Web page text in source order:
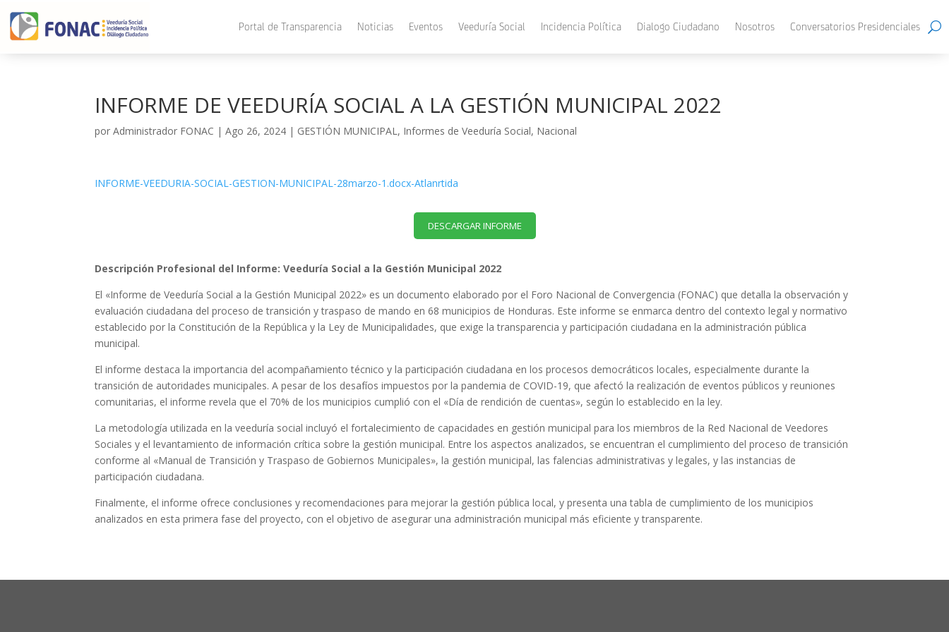
Portal de Transparencia Noticias Eventos Veeduría Social Incidencia Política Dialogo Ciudadano Nosotros Conversatorios Presidenciales
INFORME DE VEEDURÍA SOCIAL A LA GESTIÓN MUNICIPAL 2022
porAdministrador FONAC |Ago 26, 2024 | GESTIÓN MUNICIPAL, Informes de Veeduría Social, Nacional
INFORME-VEEDURIA-SOCIAL-GESTION-MUNICIPAL-28marzo-1.docx-Atlanrtida
DESCARGAR INFORME
Descripción Profesional del Informe: Veeduría Social a la Gestión Municipal 2022
El «Informe de Veeduría Social a la Gestión Municipal 2022» es un documento elaborado por el Foro Nacional de Convergencia (FONAC) que detalla la observación y
evaluación ciudadana del proceso de transición y traspaso de mando en 68 municipios de Honduras. Este informe se enmarca dentro del contexto legal y normativo
establecido por la Constitución de la República y la Ley de Municipalidades, que exige la transparencia y participación ciudadana en la administración pública
municipal.
El informe destaca la importancia del acompañamiento técnico y la participación ciudadana en los procesos democráticos locales, especialmente durante la
transición de autoridades municipales. A pesar de los desafíos impuestos por la pandemia de COVID-19, que afectó la realización de eventos públicos y reuniones
comunitarias, el informe revela que el 70% de los municipios cumplió con el «Día de rendición de cuentas», según lo establecido en la ley.
La metodología utilizada en la veeduría social incluyó el fortalecimiento de capacidades en gestión municipal para los miembros de la Red Nacional de Veedores
Sociales y el levantamiento de información crítica sobre la gestión municipal. Entre los aspectos analizados, se encuentran el cumplimiento del proceso de transición
conforme al «Manual de Transición y Traspaso de Gobiernos Municipales», la gestión municipal, las falencias administrativas y legales, y las instancias de
participación ciudadana.
Finalmente, el informe ofrece conclusiones y recomendaciones para mejorar la gestión pública local, y presenta una tabla de cumplimiento de los municipios
analizados en esta primera fase del proyecto, con el objetivo de asegurar una administración municipal más eficiente y transparente.